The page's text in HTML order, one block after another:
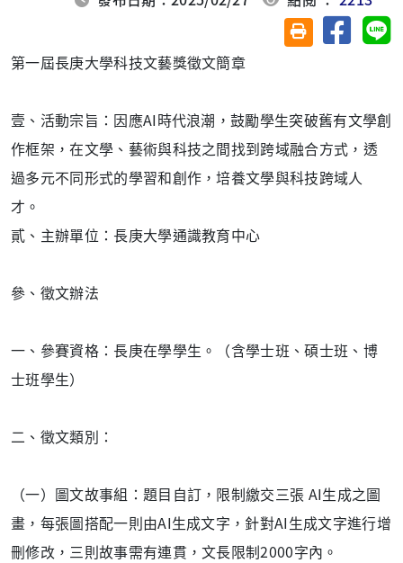
友善列印(另開視
分享至
第一屆長庚大學科技文藝獎徵文簡章
壹、活動宗旨：因應AI時代浪潮，鼓勵學生突破舊有文學創
作框架，在文學、藝術與科技之間找到跨域融合方式，透
過多元不同形式的學習和創作，培養文學與科技跨域人
才。
貳、主辦單位：長庚大學通識教育中心
參、徵文辦法
一、參賽資格：長庚在學學生。（含學士班、碩士班、博
士班學生）
二、徵文類別：
（一）圖文故事組：題目自訂，限制繳交三張 AI生成之圖
畫，每張圖搭配一則由AI生成文字，針對AI生成文字進行增
刪修改，三則故事需有連貫，文長限制2000字內。